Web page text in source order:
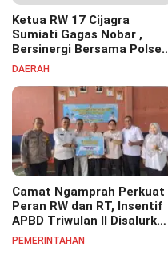
Ketua RW 17 Cijagra
Sumiati Gagas Nobar ,
Bersinergi Bersama Polsek
Bojongsoang Semarakkan
DAERAH
Camat Ngamprah Perkuat
Peran RW dan RT, Insentif
APBD Triwulan II Disalurkan
untuk Tingkatkan
PEMERINTAHAN